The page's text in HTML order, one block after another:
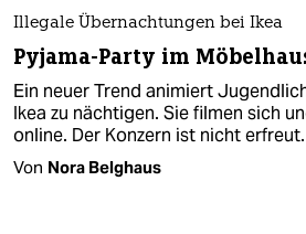
Illegale Übernachtungen bei Ikea
Pyjama-Party im
Ein neuer Trend animiert
Ikea zu nächtigen. Sie filmen sich
online. Der Konzern ist nicht erfreut.
Von Nora Belghaus